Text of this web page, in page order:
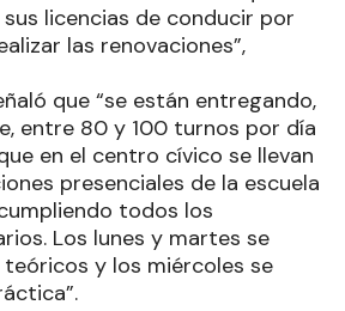
sentido, el área que cuenta
es la Dirección de Tránsito,
cantidad de vecinos que
licencias de conducir por
las renovaciones”,
que “se están entregando,
entre 80 y 100 turnos por día
en el centro cívico se llevan
presenciales de la escuela
todos los